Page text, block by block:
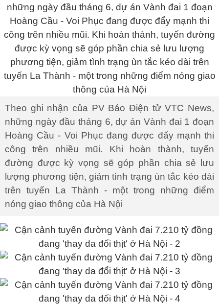
Theo ghi nhận của PV Báo Điện tử VTC News,
những ngày đầu tháng 6, dự án Vành đai 1 đoạn
Hoàng Cầu - Voi Phục đang được đẩy mạnh thi
công trên nhiều mũi. Khi hoàn thành, tuyến
đường được kỳ vọng sẽ góp phần chia sẻ lưu
lượng phương tiện, giảm tình trạng ùn tắc kéo dài
trên tuyến La Thành - một trong những điểm
nóng giao thông của Hà Nội